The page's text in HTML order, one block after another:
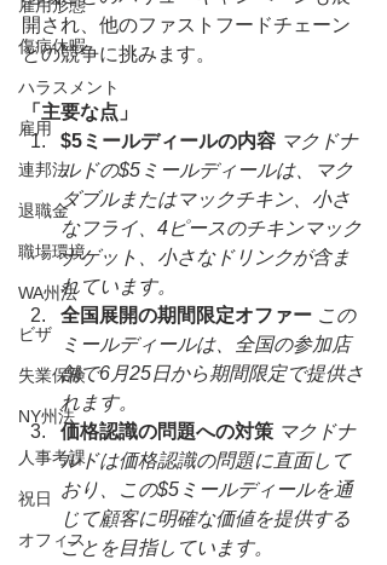
雇用形態
傷病休暇
ハラスメント
雇用
連邦法
退職金
職場環境
WA州法
ビザ
失業保険
NY州法
人事考課
祝日
オフィス
開され、他のファストフードチェーン
との競争に挑みます。
「主要な点」
$5ミールディールの内容 マクドナ
ルドの$5ミールディールは、マク
ダブルまたはマックチキン、小さ
なフライ、4ピースのチキンマック
ナゲット、小さなドリンクが含ま
れています。
全国展開の期間限定オファー この
ミールディールは、全国の参加店
舗で6月25日から期間限定で提供さ
れます。
価格認識の問題への対策 マクドナ
ルドは価格認識の問題に直面して
おり、この$5ミールディールを通
じて顧客に明確な価値を提供する
ことを目指しています。